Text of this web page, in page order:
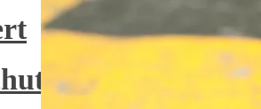
Ticker – Castor
stoppen!